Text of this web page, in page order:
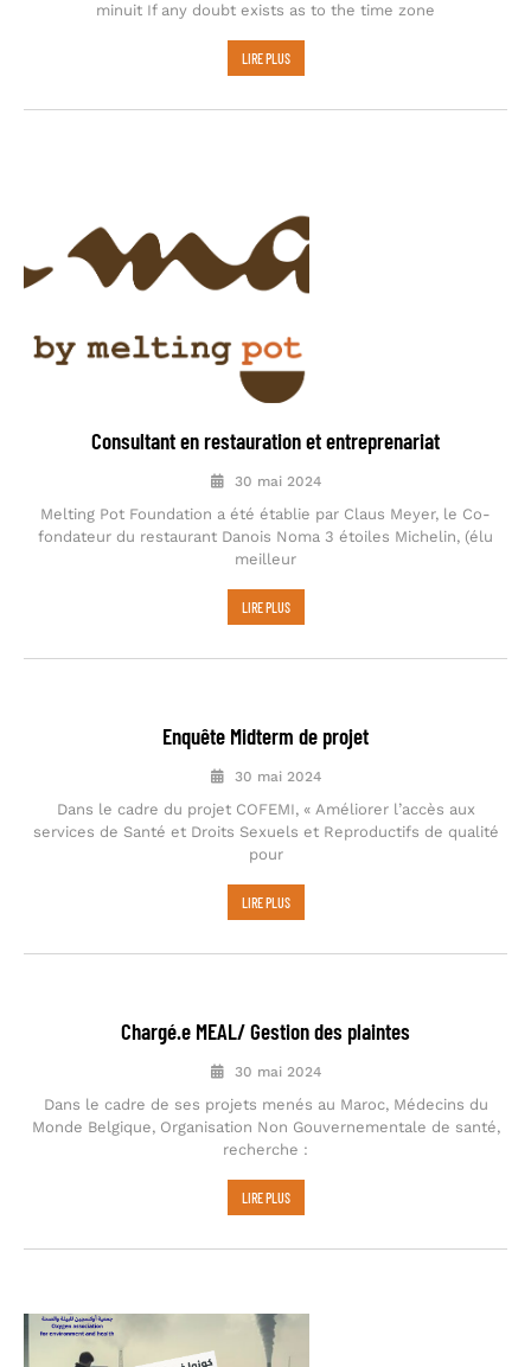
minuit If any doubt exists as to the time zone
LIRE PLUS
Consultant en restauration et entreprenariat
30 mai 2024
Melting Pot Foundation a été établie par Claus Meyer, le Co-
fondateur du restaurant Danois Noma 3 étoiles Michelin, (élu
meilleur
LIRE PLUS
Enquête Midterm de projet
30 mai 2024
Dans le cadre du projet COFEMI, « Améliorer l’accès aux
services de Santé et Droits Sexuels et Reproductifs de qualité
pour
LIRE PLUS
Chargé.e MEAL/ Gestion des plaintes
30 mai 2024
Dans le cadre de ses projets menés au Maroc, Médecins du
Monde Belgique, Organisation Non Gouvernementale de santé,
recherche :
LIRE PLUS